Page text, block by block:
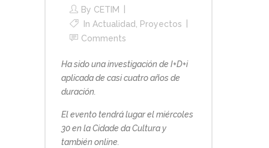
By CETIM
In Actualidad, Proyectos
Comments
Ha sido una investigación de I+D+i
aplicada de casi cuatro años de
duración.
El evento tendrá lugar el miércoles
30 en la Cidade da Cultura y
también online.